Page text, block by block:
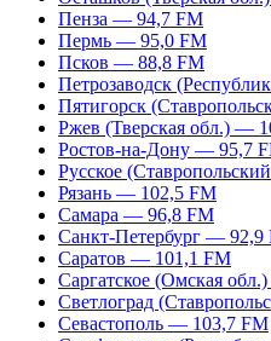
Пенза — 94,7 FM
Пермь — 95,0 FM
Псков — 88,8 FM
Петрозаводск
Пятигорск
Ржев (Тверская обл.) —
Ростов-на-Дону — 95,7
Русское
Рязань — 102,5 FM
Самара — 96,8 FM
Санкт-Петербург — 92,9
Саратов — 101,1 FM
Саргатское (Омская
Светлоград
Севастополь — 103,7 FM